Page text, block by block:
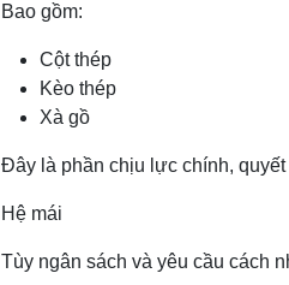
Bao gồm:
Cột thép
Kèo thép
Xà gồ
Đây là phần chịu lực chính,
Hệ mái
Tùy ngân sách và yêu cầu cách